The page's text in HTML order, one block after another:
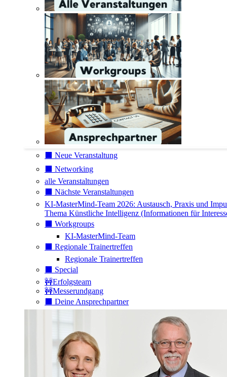
⬛️ Neue Veranstaltung
⬛️ Networking
alle Veranstaltungen
⬛️ Nächste Veranstaltungen
KI-MasterMind-Team 2026: Austausch, Praxis und
Thema Künstliche Intelligenz (Informationen für
⬛️ Workgroups
KI-MasterMind-Team
⬛️ Regionale Trainertreffen
Regionale Trainertreffen
⬛️ Special
🚧Erfolgsteam
🚧Messerundgang
⬛️ Deine Ansprechpartner